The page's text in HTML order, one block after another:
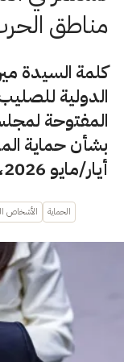
مناطق
كلمة السيدة
الدولية
المفتوحة
أيار/مايو 2026، نيويورك
الحماية الأشخاص